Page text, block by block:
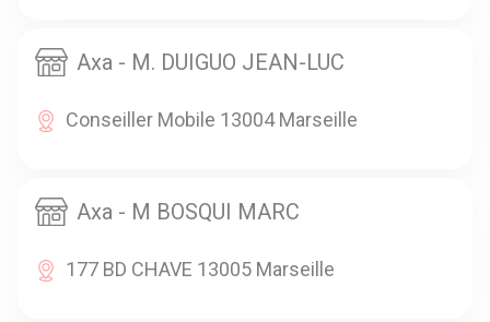
Axa - M. DUIGUO JEAN-LUC
Conseiller Mobile 13004 Marseille
Axa - M BOSQUI MARC
177 BD CHAVE 13005 Marseille